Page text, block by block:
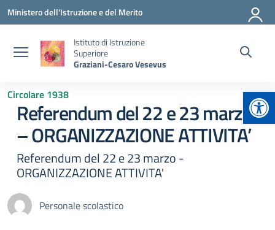
Vai ai contenuti
Vai al menu di navigazione
Vai al footer
Ministero dell'Istruzione e del Merito
Istituto di Istruzione
Superiore
Graziani-Cesaro Vesevus
Circolare 1938
Referendum del 22 e 23 marzo
– ORGANIZZAZIONE ATTIVITA’
Referendum del 22 e 23 marzo -
ORGANIZZAZIONE ATTIVITA'
Personale scolastico